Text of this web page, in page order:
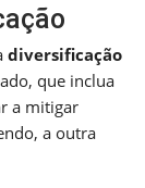
diversificação
que inclua
a mitigar
a outra